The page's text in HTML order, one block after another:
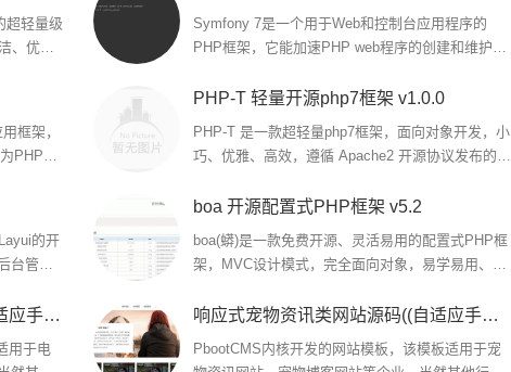
超轻量级
、优雅
Symfony 7是一个用于Web和控制台应用程序的
PHP框架，它能加速PHP web程序的创建和维护，
框架，
PHP世
PHP-T 轻量开源php7框架 v1.0.0
PHP-T 是一款超轻量php7框架，面向对象开发，小
巧、优雅、高效，遵循 Apache2 开源协议发布的开
的开
台管理
boa 开源配置式PHP框架 v5.2
boa(蟒)是一款免费开源、灵活易用的配置式PHP框
架，MVC设计模式，完全面向对象，易学易用、便
电子眼电子监控设备网站源码(自适应手机端) 监控安防电子探头pbootcms网站模板
用于电
响应式宠物资讯类网站源码((自适应手机端)) 宠物博客经验pbootcms网站模板
PbootCMS内核开发的网站模板，该模板适用于宠